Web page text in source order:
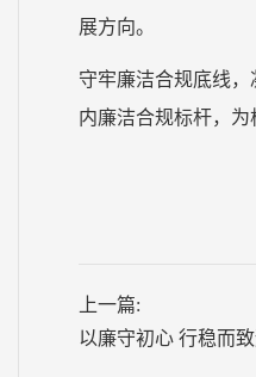
展方向。
守牢廉洁合规底线
内廉洁合规标杆，为
上一篇:
以廉守初心 行稳而